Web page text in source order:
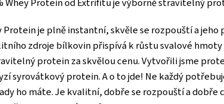
Whey Protein od Extrifitu je výborně stravitelný
Protein je plně instantní, skvěle se rozpouští a
zdroje bílkovin přispívá k růstu svalové hmoty
protein za skvělou cenu. Vytvořili jsme
syrovátkový protein. A o to jde! Ne každý
ho máte. Je kvalitní, dobře se rozpouští a